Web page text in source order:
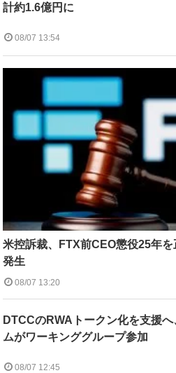
計約1.6億円に
08/07 13:54
米控訴裁、FTX前CEO懲役25年
発生
08/07 13:20
DTCCのRWAトークン化を支援へ
ムがワーキンググループ参加
08/07 12:45